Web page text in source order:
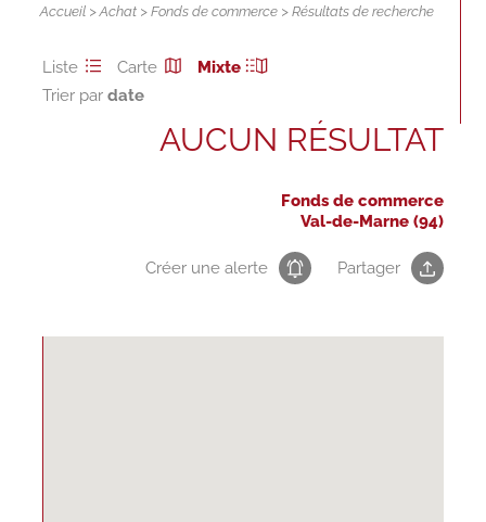
Accueil >Achat >Fonds de commerce > Résultats de recherche
Liste Carte
Mixte
Trier par
AUCUN RÉSULTAT
Fonds de commerce
Val-de-Marne (94)
Créer une alerte Partager